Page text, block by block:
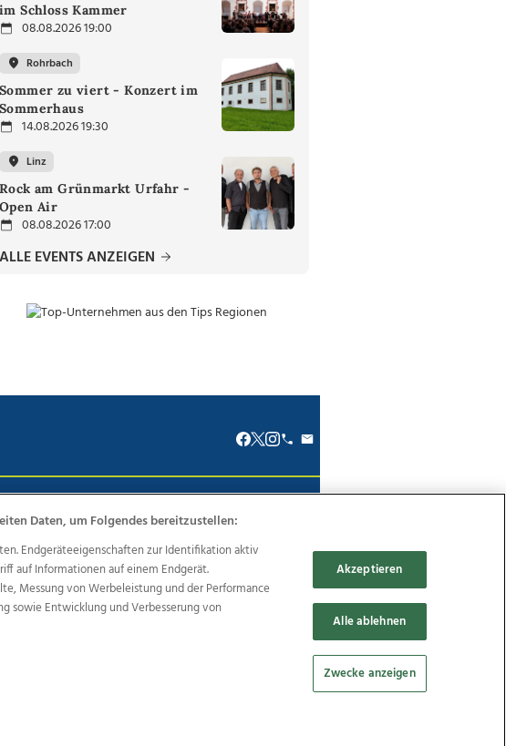
im Schloss Kammer
08.08.2026 19:00
Rohrbach
Sommer zu viert - Konzert im
Sommerhaus
14.08.2026 19:30
Linz
Rock am Grünmarkt Urfahr -
Open Air
08.08.2026 17:00
ALLE EVENTS ANZEIGEN
Website Ehrenkodex Politische Werbung
OÖN Reise
Promenaden Galerien
Daten, um Folgendes bereitzustellen:
Endgeräteeigenschaften zur Identifikation aktiv
auf Informationen auf einem Endgerät.
Messung von Werbeleistung und der Performance
sowie Entwicklung und Verbesserung von
Akzeptieren
Alle ablehnen
Zwecke anzeigen